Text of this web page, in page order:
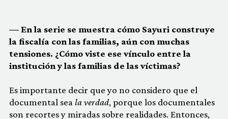
— En la serie se muestra cómo Sayuri construye
la fiscalía con las familias, aún con muchas
tensiones. ¿Cómo viste ese vínculo entre la
institución y las familias de las víctimas?
Es importante decir que yo no considero que el
documental sea la verdad, porque los documentales
son recortes y miradas sobre realidades. Entonces,